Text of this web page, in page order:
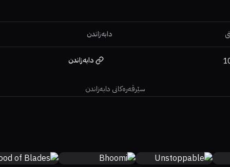
سێرڤەرەکانی دابەزاندن
دابەزاندن
دابەزاندن